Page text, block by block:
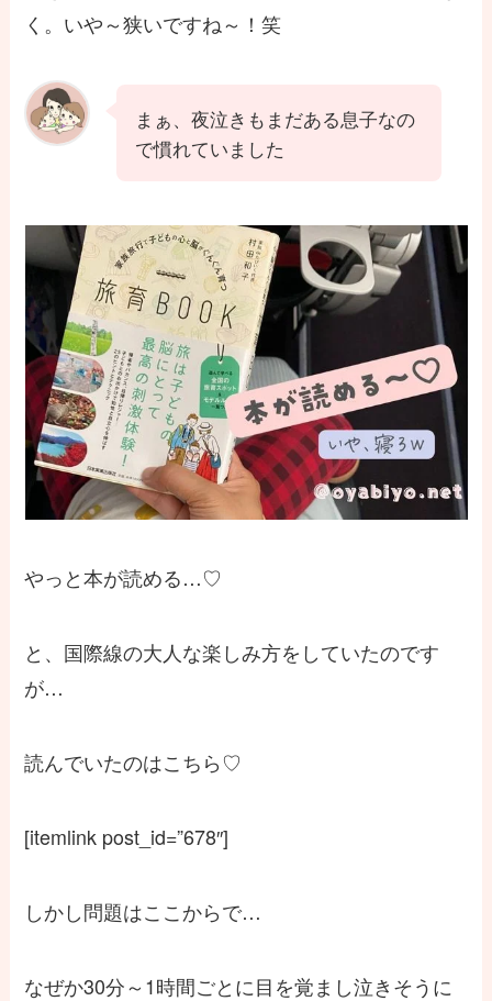
く。いや～狭いですね～！笑
まぁ、夜泣きもまだある息子なの
で慣れていました
やっと本が読める…♡
と、国際線の大人な楽しみ方をしていたのです
が…
読んでいたのはこちら♡
[itemlink post_id=”678″]
しかし問題はここからで…
なぜか30分～1時間ごとに目を覚まし泣きそうに